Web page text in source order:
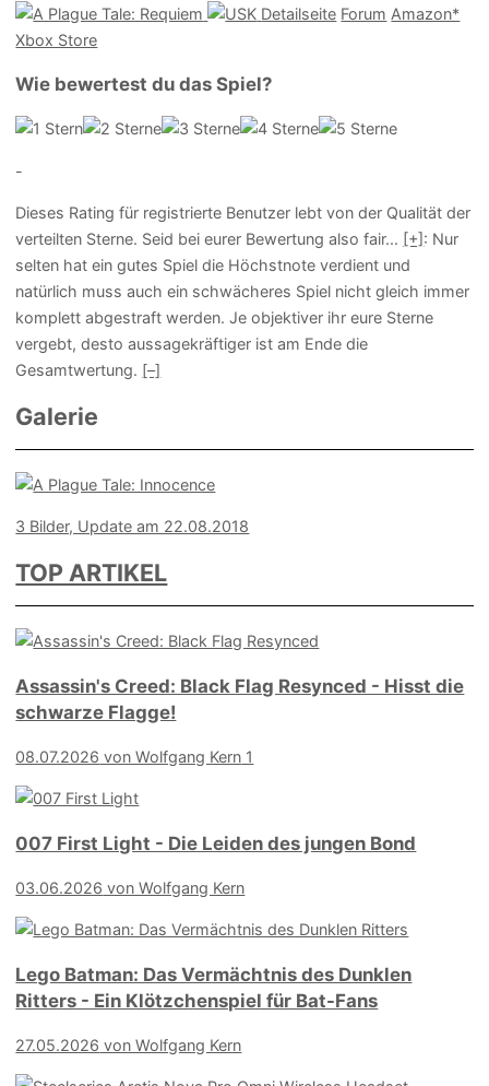
Detailseite Forum Amazon*
Xbox Store
Wie bewertest du das Spiel?
-
Dieses Rating für registrierte Benutzer lebt von der Qualität der
verteilten Sterne. Seid bei eurer Bewertung also fair... [+] : Nur
selten hat ein gutes Spiel die Höchstnote verdient und
natürlich muss auch ein schwächeres Spiel nicht gleich immer
komplett abgestraft werden. Je objektiver ihr eure Sterne
vergebt, desto aussagekräftiger ist am Ende die
Gesamtwertung. [–]
Galerie
3 Bilder, Update am 22.08.2018
TOP ARTIKEL
Assassin's Creed: Black Flag Resynced - Hisst die
schwarze Flagge!
08.07.2026 von Wolfgang Kern 1
007 First Light - Die Leiden des jungen Bond
03.06.2026 von Wolfgang Kern
Lego Batman: Das Vermächtnis des Dunklen
Ritters - Ein Klötzchenspiel für Bat-Fans
27.05.2026 von Wolfgang Kern